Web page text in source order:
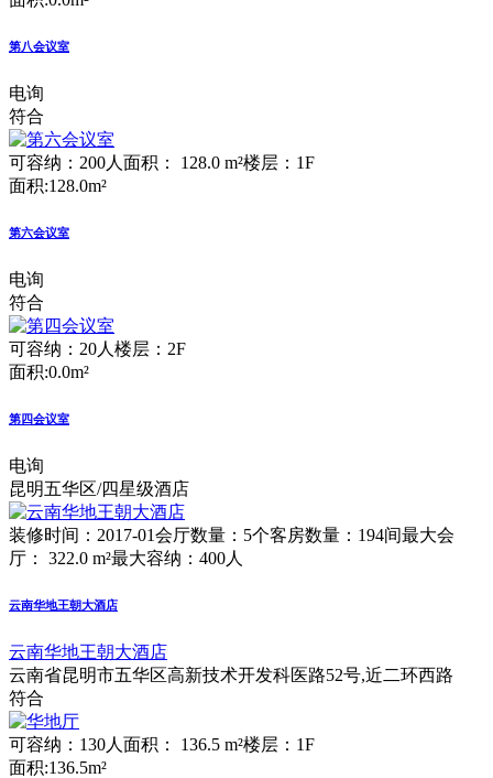
第八会议室
电询
符合
可容纳：200人 面积： 128.0 m²楼层：1F
面积:128.0m²
第六会议室
电询
符合
可容纳：20人 楼层：2F
面积:0.0m²
第四会议室
电询
昆明五华区/四星级酒店
装修时间：2017-01会厅数量：5个客房数量：194间最大会
厅： 322.0 m²最大容纳：400人
云南华地王朝大酒店
云南华地王朝大酒店
云南省昆明市五华区高新技术开发科医路52号,近二环西路
符合
可容纳：130人 面积： 136.5 m²楼层：1F
面积:136.5m²